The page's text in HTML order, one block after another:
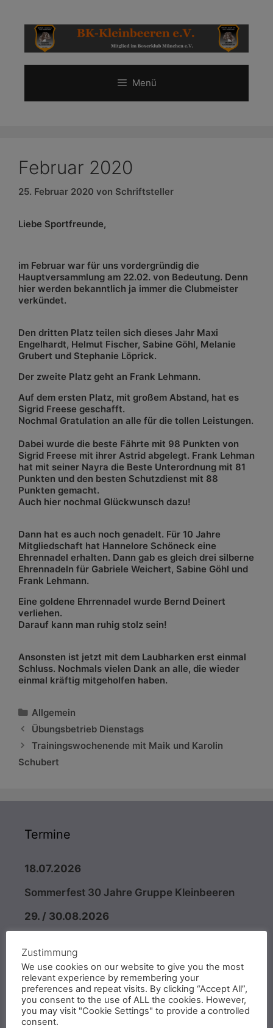
springen
Menü
Februar 2020
25. Februar 2020 von Schriftsteller
Liebe Sportfreunde,
im Februar war für uns vordergründig die
Hauptversammlung am 22.02. von Bedeutung. Denn
hier werden bekanntlich ja immer die Clubmeister
verkündet.
Den dritten Platz teilen sich dieses Jahr Maxi
Engelhardt, Helmut Fischer, Sabine Göhl, Melanie
Grubert und Stephanie Löprick.
Der zweite Platz geht an Frank Lehmann.
Auf dem ersten Platz, mit großem Abstand, hat es
Sigrid Freese geschafft.
Nochmal Gratulation an alle für die tollen Leistungen.
Dabei wurde die beste Fährte mit 98 Punkten von
Sigrid Freese mit ihrer Astrid abgelegt. Frank Lehman
hat mit seiner Nayra die Beste Unterordnung mit 81
Punkten und den besten Schutzdienst mit 88
Punkten gemacht.
Auch hier nochmal Glückwunsch dazu!
Dann hat es auch noch genadelt. Für 10 Jahre
Mitgliedschaft hat Hannelore Schöneck eine
Ehrennadel erhalten. Dann gab es gleich drei silberne
Ehrennadeln für Gabriele Weichert, Sabine Göhl und
Frank Lehmann.
Eine goldene Ehrrennadel wurde Bernd Deinert
verliehen.
Darauf kann man ruhig stolz sein!
Ansonsten ist jetzt mit dem Laubharken erst einmal
Schluss. Nochmals vielen Dank an alle, die wieder
einmal kräftig mitgeholfen haben.
Kategorien
Allgemein
Übungsbetrieb Dienstags
Trainingswochenende mit Maik und Karolin
Schubert
Termine
18.07.2026
Sommerfest 30 Jahre Gruppe Kleinbeeren
29. / 30.08.2026
28. / 29.11.2026
FCI – IGP mit Leistungsrichter Uwe Horst
Bitte beachten, Änderungen vorbehalten
Zustimmung
We use cookies on our website to give you the most
relevant experience by remembering your
preferences and repeat visits. By clicking “Accept All”,
you consent to the use of ALL the cookies. However,
you may visit "Cookie Settings" to provide a controlled
consent.